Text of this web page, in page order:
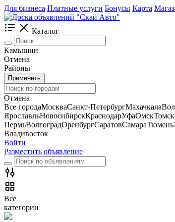
Для бизнеса Платные услуги Бонусы Карта
Каталог
Камышин
Отмена
Районы
Применить
Отмена
Все городаМоскваСанкт-ПетербургМахачкала
ЯрославльНовосибирскКраснодарУфаОмскТомск
ПермьВолгоградОренбургСаратовСамараТюмень
Владивосток
Войти
Разместить объявление
Все
категории